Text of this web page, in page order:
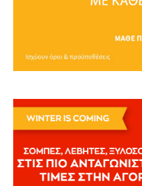
Υλικά Ηλεκτρολογικού
Ψεκαστικά Κήπου
Καθαριστικά Σπιτιού
Προϊόντα Οικιακής